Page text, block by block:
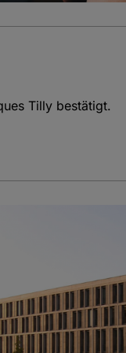
Tilly bestätigt.